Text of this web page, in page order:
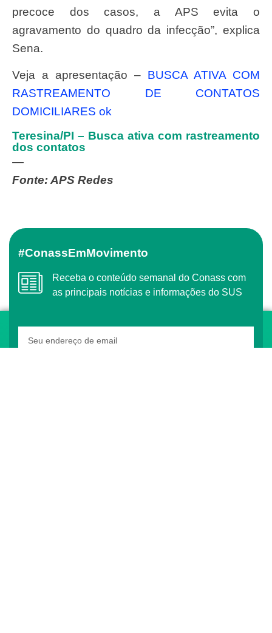
precoce dos casos, a APS evita o
agravamento do quadro da infecção”, explica
Sena.
Veja a apresentação – BUSCA ATIVA COM
RASTREAMENTO DE CONTATOS
DOMICILIARES ok
Teresina/PI – Busca ativa com rastreamento
dos contatos
—
Fonte: APS Redes
#ConassEmMovimento
Receba o conteúdo semanal do Conass com
as principais notícias e informações do SUS